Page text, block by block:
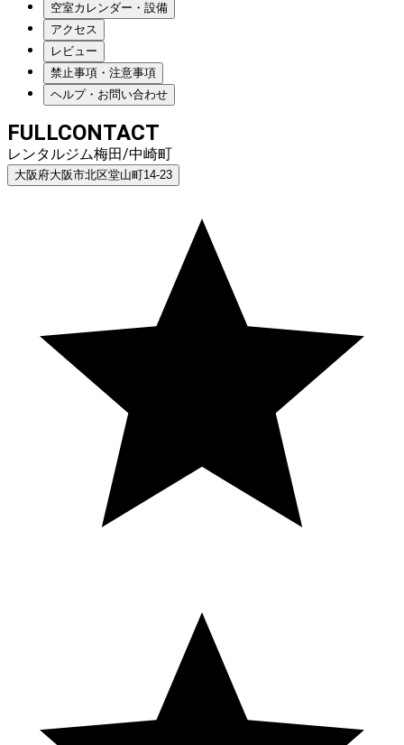
空室カレンダー・設備
アクセス
レビュー
禁止事項・注意事項
ヘルプ・お問い合わせ
FULLCONTACT
レンタルジム梅田/中崎町
大阪府大阪市北区堂山町14-23